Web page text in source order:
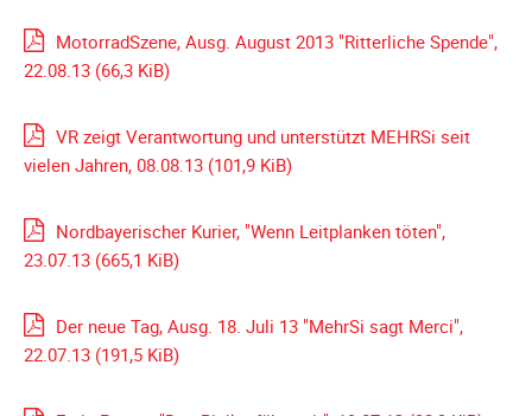
Galerie
2022
2021
Galerie
2019
2018
MotorradSzene, Ausg. August 2013 "Ritterliche Spende",
22.08.13 (66,3 KiB)
VR zeigt Verantwortung und unterstützt MEHRSi seit
vielen Jahren, 08.08.13 (101,9 KiB)
Nordbayerischer Kurier, "Wenn Leitplanken töten",
23.07.13 (665,1 KiB)
Der neue Tag, Ausg. 18. Juli 13 "MehrSi sagt Merci",
22.07.13 (191,5 KiB)